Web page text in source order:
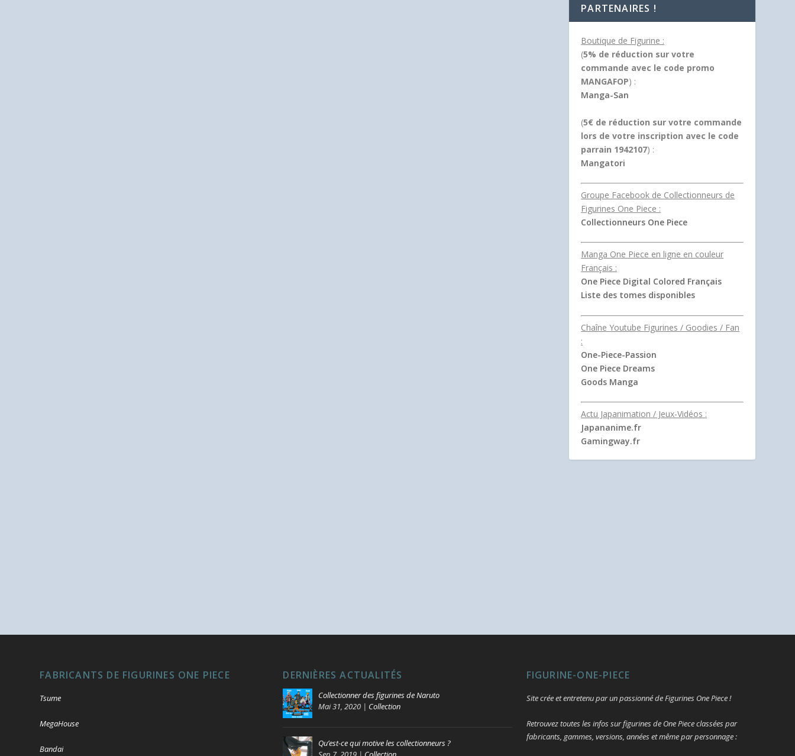
PARTENAIRES !
Boutique de Figurine :
(5% de réduction sur votre
commande avec le code promo
MANGAFOP) :
Manga-San
(5€ de réduction sur votre commande
lors de votre inscription avec le code
parrain 1942107) :
Mangatori
Groupe Facebook de Collectionneurs de
Figurines One Piece :
Collectionneurs One Piece
Manga One Piece en ligne en couleur
Français :
One Piece Digital Colored Français
Liste des tomes disponibles
Chaîne Youtube Figurines / Goodies / Fan
:
One-Piece-Passion
One Piece Dreams
Goods Manga
Actu Japanimation / Jeux-Vidéos :
Japananime.fr
Gamingway.fr
FABRICANTS DE FIGURINES ONE PIECE
Tsume
MegaHouse
Bandai
DERNIÈRES ACTUALITÉS
Collectionner des figurines de Naruto
Mai 31, 2020 | Collection
Qu’est-ce qui motive les collectionneurs ?
FIGURINE-ONE-PIECE
Site crée et entretenu par un passionné de Figurines One Piece !
Retrouvez toutes les infos sur figurines de One Piece classées par
fabricants, gammes, versions, années et même par personnage :